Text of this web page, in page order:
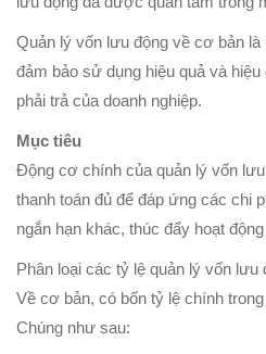
Quản lý vốn lưu động về cơ bản
đảm bảo sử dụng hiệu quả và
phải trả của doanh nghiệp.
Mục tiêu
Động cơ chính của quản lý vốn
thanh toán đủ để đáp ứng các chi
ngắn hạn khác, thúc đẩy hoạt
Phân loại các tỷ lệ quản lý vốn lưu
Về cơ bản, có bốn tỷ lệ chính
Chúng như sau: